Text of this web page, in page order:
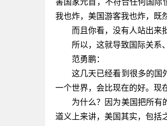
害国家元首，不符合任何国际
我也炸，美国游客我也炸，既
而且你看，没有人站出来
所以，这就导致国际关系
范勇鹏：
这几天已经看到很多的国
一个世界，会比现在的好。现
为什么？因为美国把所有
道义上来讲，美国其实，包括